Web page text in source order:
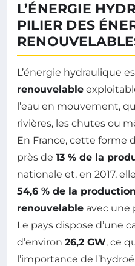
L’ÉNERGIE
PILIER DES
L’énergie hydraulique
renouvelable
l’eau en mouvement,
rivières, les chutes ou
En France, cette forme
près de 13 % de la
nationale et, en 2017,
54,6 % de la
renouvelable avec une
Le pays dispose d’une
d’environ 26,2 GW, ce
l’importance de